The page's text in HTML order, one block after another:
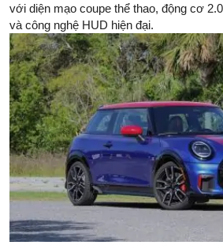
với diện mạo coupe thể thao, động cơ
và công nghệ HUD hiện đại.